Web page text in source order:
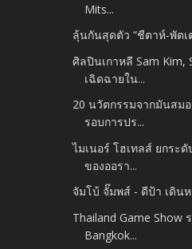
Mits...
ลุ้นกันสุดตัว “ชีตาห์-พัตเ
ศิลปินเกาหลี Sam Kim,
เฉิดฉายใน...
20 นวัตกรรมจากมันสม
รอบการปร...
ไมเนอร์ โฮเทลส์ ยกระ
ของออรา...
จัมโบ้ จั๊มพส์ - ดีป้า เดิน
Thailand Game Show
Bangkok...